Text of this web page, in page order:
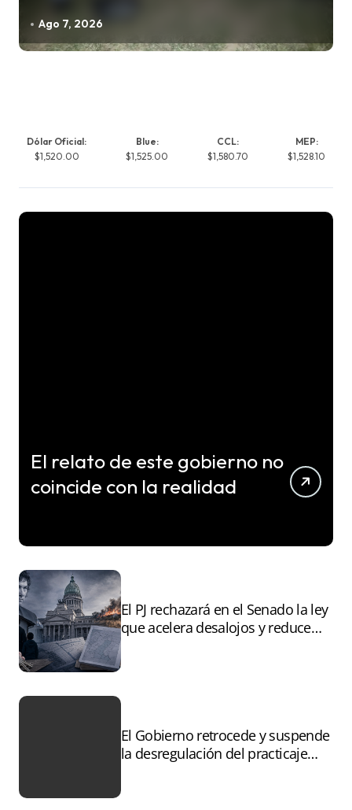
Ago 7, 2026
Dólar Oficial:
$1,520.00
Blue:
$1,525.00
CCL:
$1,580.70
MEP:
$1,528.10
El relato de este gobierno no
coincide con la realidad
El PJ rechazará en el Senado la ley
que acelera desalojos y reduce
El Gobierno retrocede y suspende
la desregulación del practicaje